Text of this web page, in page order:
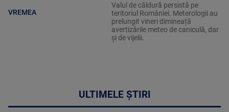
VREMEA
Valul de căldură persistă pe
teritoriul României. Meterologii au
prelungit vineri dimineață
avertizările meteo de caniculă, dar
și de vijelii.
ULTIMELE ȘTIRI